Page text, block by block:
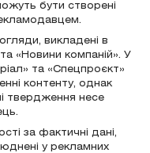
бути створені
викладені в
«Новини компаній». У
та «Спецпроєкт»
контенту, однак
твердження несе
за фактичні дані,
у рекламних